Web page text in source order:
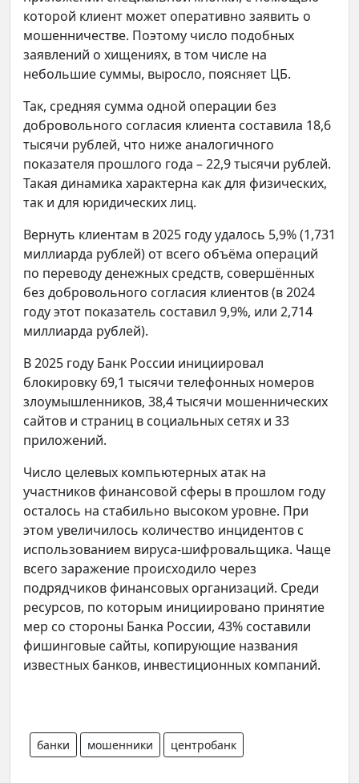
которой клиент может оперативно заявить о
мошенничестве. Поэтому число подобных
заявлений о хищениях, в том числе на
небольшие суммы, выросло, поясняет ЦБ.
Так, средняя сумма одной операции без
добровольного согласия клиента составила 18,6
тысячи рублей, что ниже аналогичного
показателя прошлого года – 22,9 тысячи рублей.
Такая динамика характерна как для физических,
так и для юридических лиц.
Вернуть клиентам в 2025 году удалось 5,9% (1,731
миллиарда рублей) от всего объёма операций
по переводу денежных средств, совершённых
без добровольного согласия клиентов (в 2024
году этот показатель составил 9,9%, или 2,714
миллиарда рублей).
В 2025 году Банк России инициировал
блокировку 69,1 тысячи телефонных номеров
злоумышленников, 38,4 тысячи мошеннических
сайтов и страниц в социальных сетях и 33
приложений.
Число целевых компьютерных атак на
участников финансовой сферы в прошлом году
осталось на стабильно высоком уровне. При
этом увеличилось количество инцидентов с
использованием вируса-шифровальщика. Чаще
всего заражение происходило через
подрядчиков финансовых организаций. Среди
ресурсов, по которым инициировано принятие
мер со стороны Банка России, 43% составили
фишинговые сайты, копирующие названия
известных банков, инвестиционных компаний.
банки мошенники центробанк